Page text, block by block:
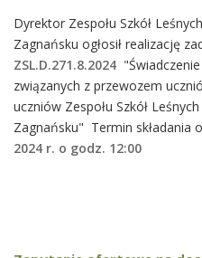
Dyrektor Zespołu Szkół
Zagnańsku ogłosił realizację
ZSL.D.271.8.2024
związanych z przewozem
uczniów Zespołu Szkół
Zagnańsku" Termin składania
2024 r. o godz. 12:00